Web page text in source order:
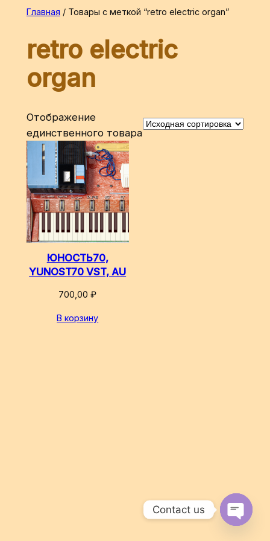
Перейти
содержимому
Главная / Товары с меткой “retro electric organ”
retro electric
organ
Отображение
единственного товара
ЮНОСТЬ70,
YUNOST70 VST, AU
700,00₽
В корзину
Contact us